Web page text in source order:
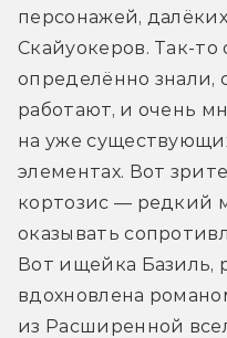
персонажей,
Скайуокеров. Так-
определённо знали,
работают, и очень
на уже
элементах. Вот
кортозис — редкий
оказывать
Вот ищейка Базиль,
вдохновлена
из Расширенной